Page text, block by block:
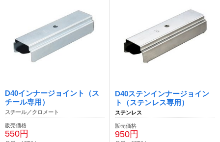
D40インナージョイント（ス
チール専用）
スチール／クロメート
販売価格
550円
D40ステンインナージョイン
ト（ステンレス専用）
ステンレス
販売価格
950円